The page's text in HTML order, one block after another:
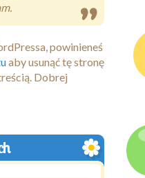
powinieneś
aby usunąć tę stronę
Dobrej